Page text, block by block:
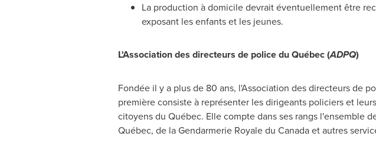
La production à domicile devrait éventuellement être
exposant les enfants et les jeunes.
L'Association des directeurs de police du Québec (ADPQ)
Fondée il y a plus de 80 ans, l'Association des directeurs de
première consiste à représenter les dirigeants policiers et
citoyens du Québec. Elle compte dans ses rangs l'ensemble
Québec, de la Gendarmerie Royale du Canadaet autres